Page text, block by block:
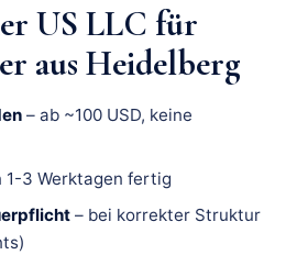
US LLC für
aus Heidelberg
– ab ~100 USD, keine
1-3 Werktagen fertig
– bei korrekter Struktur